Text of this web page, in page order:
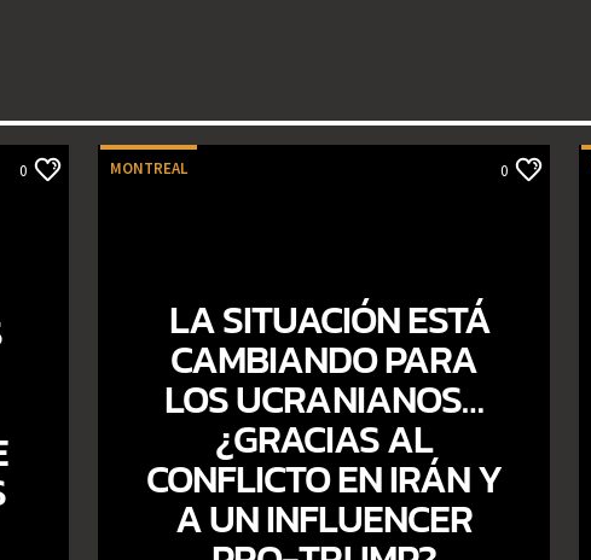
0 MONTREAL 0
LA SITUACIÓN ESTÁ
CAMBIANDO PARA
LOS UCRANIANOS…
¿GRACIAS AL
CONFLICTO EN IRÁN Y
A UN INFLUENCER